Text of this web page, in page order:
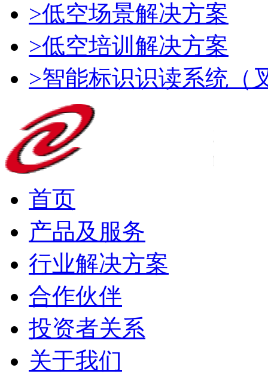
>低空场景解决方案
>低空培训解决方案
>智能标识识读系统（
首页
产品及服务
行业解决方案
合作伙伴
投资者关系
关于我们